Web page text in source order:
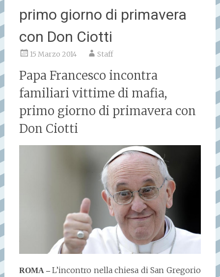
primo giorno di primavera
con Don Ciotti
15 Marzo 2014 Staff
Papa Francesco incontra
familiari vittime di mafia,
primo giorno di primavera con
Don Ciotti
ROMA –L’incontro nella chiesa di San Gregorio